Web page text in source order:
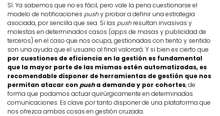
Sí. Ya sabemos que no es fácil, pero vale la pena cuestionarse el
modelo de notificaciones pushy probar a definir una estrategia
asociada, por sencilla que sea. Si las push resultan invasivas y
molestas en determinados casos (apps de masas y publicidad de
terceros) en el caso que nos ocupa, gestionadas con tiento y sentido
son una ayuda que el usuario al final valorará. Y si bien es cierto que
por cuestiones de eficiencia en la gestión es fundamental
que la mayor parte de las mismas estén automatizadas, es
recomendable disponer de herramientas de gestión que nos
permitan atacar con pusha demanda y por cohortes, de
forma que podamos actuar quirúrgicamente en determinadas
comunicaciones. Es clave por tanto disponer de una plataforma que
nos ofrezca ambas cosas en gestión cruzada.